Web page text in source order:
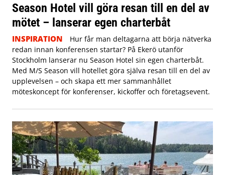
Season Hotel vill göra resan till en del av
mötet – lanserar egen charterbåt
INSPIRATION
Hur får man deltagarna att börja nätverka
redan innan konferensen startar? På Ekerö utanför
Stockholm lanserar nu Season Hotel sin egen charterbåt.
Med M/S Season vill hotellet göra själva resan till en del av
upplevelsen – och skapa ett mer sammanhållet
möteskoncept för konferenser, kickoffer och företagsevent.